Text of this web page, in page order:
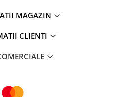
MAGAZIN
CLIENTI